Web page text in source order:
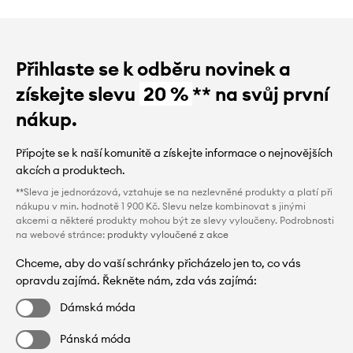
Přihlaste se k odběru novinek a
získejte slevu 20 %** na svůj první
nákup.
Připojte se k naší komunitě a získejte informace o nejnovějších
akcích a produktech.
**Sleva je jednorázová, vztahuje se na nezlevněné produkty a platí při
nákupu v min. hodnotě 1 900 Kč. Slevu nelze kombinovat s jinými
akcemi a některé produkty mohou být ze slevy vyloučeny. Podrobnosti
na webové stránce: produkty vyloučené z akce
Chceme, aby do vaší schránky přicházelo jen to, co vás
opravdu zajímá. Řekněte nám, zda vás zajímá:
Dámská móda
Pánská móda